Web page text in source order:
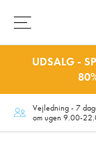
UDSALG -
Vejledning - 7
om ugen 9.00-